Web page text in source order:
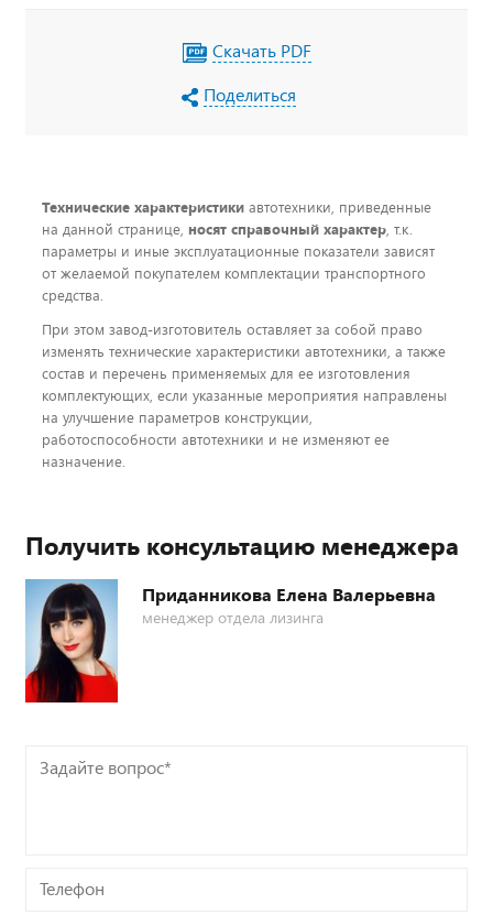
Скачать PDF
Поделиться
Технические характеристики автотехники, приведенные
на данной странице, носят справочный характер, т.к.
параметры и иные эксплуатационные показатели зависят
от желаемой покупателем комплектации транспортного
средства.
При этом завод-изготовитель оставляет за собой право
изменять технические характеристики автотехники, а также
состав и перечень применяемых для ее изготовления
комплектующих, если указанные мероприятия направлены
на улучшение параметров конструкции,
работоспособности автотехники и не изменяют ее
назначение.
Получить консультацию менеджера
Приданникова Елена Валерьевна
менеджер отдела лизинга
Задайте
вопрос*
Телефон